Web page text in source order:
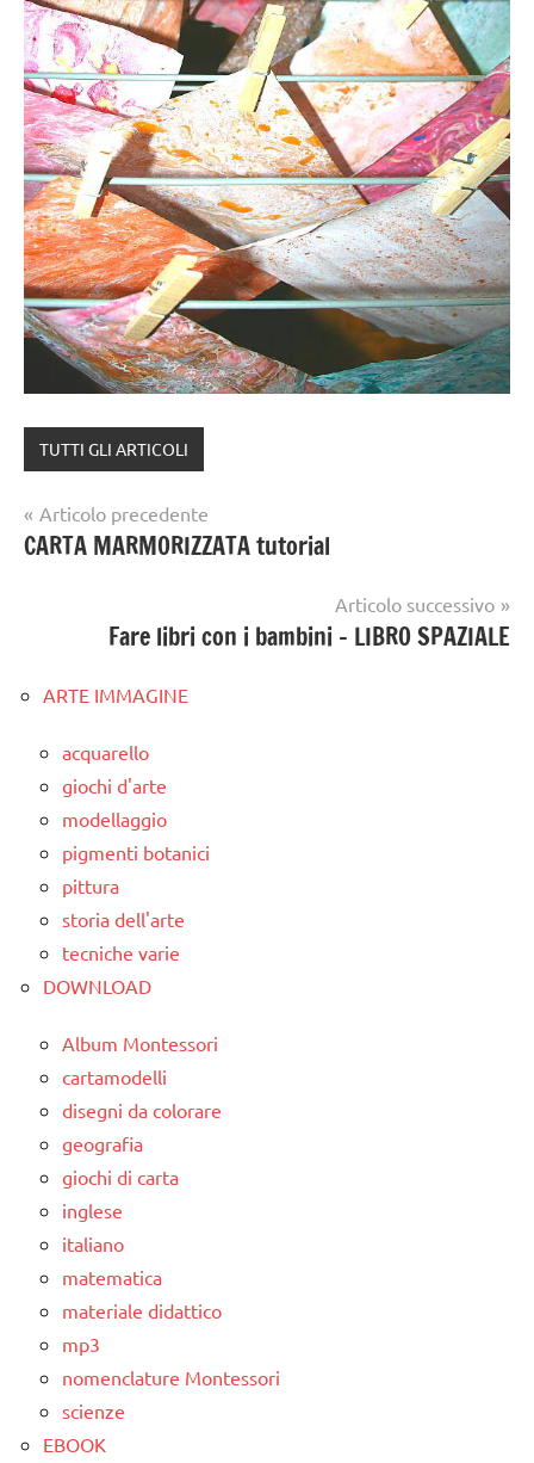
TUTTI GLI ARTICOLI
Navigazione
articoli
Articolo precedente
CARTA MARMORIZZATA tutorial
Articolo successivo
Fare libri con i bambini – LIBRO SPAZIALE
ARTE IMMAGINE
acquarello
giochi d'arte
modellaggio
pigmenti botanici
pittura
storia dell'arte
tecniche varie
DOWNLOAD
Album Montessori
cartamodelli
disegni da colorare
geografia
giochi di carta
inglese
italiano
matematica
materiale didattico
mp3
nomenclature Montessori
scienze
EBOOK